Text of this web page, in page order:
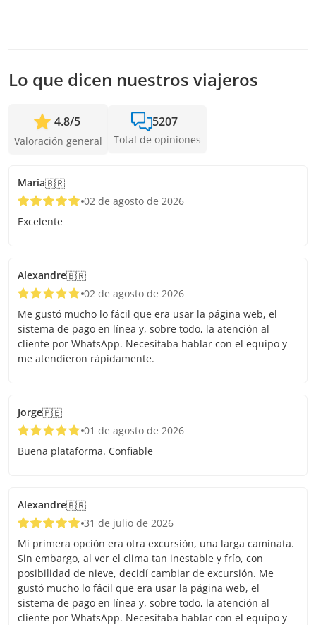
Lo que dicen nuestros viajeros
4.8/5
Valoración general
5207
Total de opiniones
Maria🇧🇷
02 de agosto de 2026
Excelente
Alexandre🇧🇷
02 de agosto de 2026
Me gustó mucho lo fácil que era usar la página web, el
sistema de pago en línea y, sobre todo, la atención al
cliente por WhatsApp. Necesitaba hablar con el equipo y
me atendieron rápidamente.
Jorge🇵🇪
01 de agosto de 2026
Buena plataforma. Confiable
Alexandre🇧🇷
31 de julio de 2026
Mi primera opción era otra excursión, una larga caminata.
Sin embargo, al ver el clima tan inestable y frío, con
posibilidad de nieve, decidí cambiar de excursión. Me
gustó mucho lo fácil que era usar la página web, el
sistema de pago en línea y, sobre todo, la atención al
cliente por WhatsApp. Necesitaba hablar con el equipo y